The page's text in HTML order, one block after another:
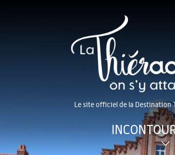
Le site officiel de la Destination